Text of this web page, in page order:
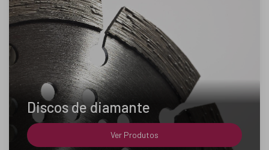
Discos de diamante
Ver Produtos